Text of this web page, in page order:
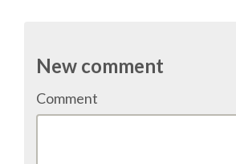
TALK VOTING
SPEAKER RELEASE AGREEMENT
New comment
Comment